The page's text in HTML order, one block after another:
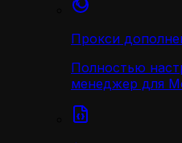
Прокси
Полностью
менеджер для